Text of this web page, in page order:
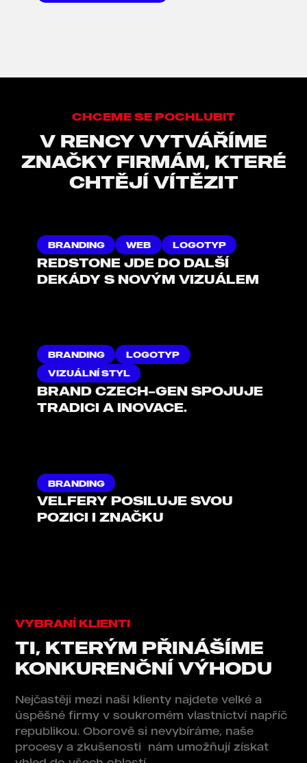
CHCEME SE POCHLUBIT
V RENCY VYTVÁŘÍME
ZNAČKY FIRMÁM, KTERÉ
CHTĚJÍ VÍTĚZIT
BRANDING WEB LOGOTYP
REDSTONE JDE DO DALŠÍ
DEKÁDY S NOVÝM VIZUÁLEM
BRANDING
LOGOTYP
VIZUÁLNÍ STYL
BRAND CZECH–GEN SPOJUJE
TRADICI A INOVACE.
BRANDING
VELFERY POSILUJE SVOU
POZICI I ZNAČKU
VYBRANÍ KLIENTI
TI, KTERÝM PŘINÁŠÍME
KONKURENČNÍ VÝHODU
Nejčastěji mezi naši klienty najdete velké a
úspěšné firmy v soukromém vlastnictví napříč
republikou. Oborově si nevybíráme, naše
procesy a zkušenosti nám umožňují získat